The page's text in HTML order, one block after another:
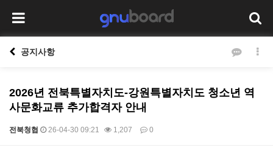
공지사항
2026년 전북특별자치도-강원특별자치도 청소년 역
사문화교류 추가합격자 안내
전북청협 26-04-30 09:21 1,207 0